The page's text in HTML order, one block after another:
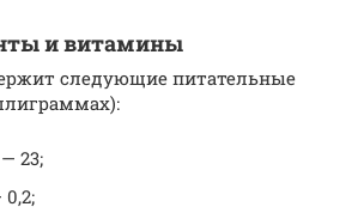
и витамины
следующие питательные
23;